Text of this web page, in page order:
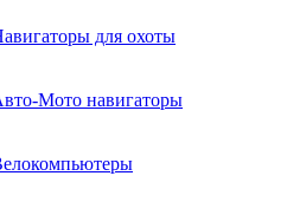
для охоты
Мото навигаторы